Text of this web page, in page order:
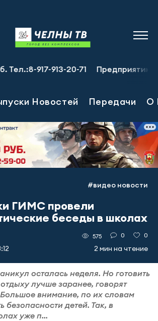
917-913-20-71 Предприятию
Новостей Передачи О
#видео новости
ГИМС провели
беседы в школах
575 0 0
2 мин на чтение
осталась неделя. Но готовить
лучше заранее, говорят
внимание, по их словам
безопасности детей. Так, в
уже п...